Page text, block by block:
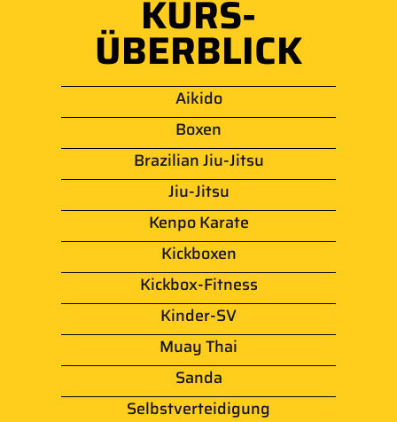
KURS-
ÜBERBLICK
Aikido
Boxen
Brazilian Jiu-Jitsu
Jiu-Jitsu
Kenpo Karate
Kickboxen
Kickbox-Fitness
Kinder-SV
Muay Thai
Sanda
Selbstverteidigung